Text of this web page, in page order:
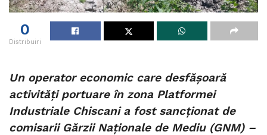
0
Distribuiri
Un operator economic care desfășoară
activități portuare în zona Platformei
Industriale Chiscani a fost sancționat de
comisarii Gărzii Naționale de Mediu (GNM) –